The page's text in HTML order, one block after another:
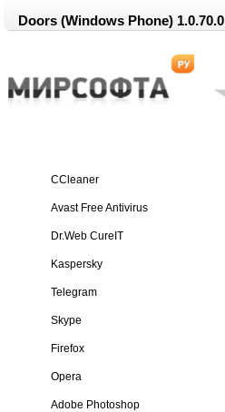
Doors (Windows Phone) 1.0.70.0
CCleaner
Avast Free Antivirus
Dr.Web CureIT
Kaspersky
Telegram
Skype
Firefox
Opera
Adobe Photoshop